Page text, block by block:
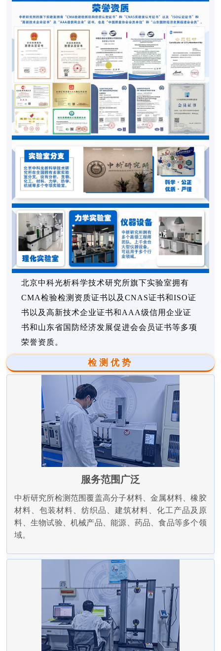
北京中科光析科学技术研究所旗下实验室拥有
CMA检验检测资质证书以及CNAS证书和ISO证
书以及高新技术企业证书和AAA级信用企业证
书和山东省国防经济发展促进会会员证书等多项
荣誉资质。
检测优势
服务范围广泛
中析研究所检测范围覆盖高分子材料、金属材料、橡胶
材料、包装材料、纺织品、建筑材料、化工产品及原
料、生物试验、机械产品、能源、药品、食品等多个领
域。